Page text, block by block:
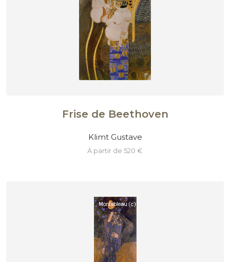
Frise de Beethoven
Klimt Gustave
à partir de 520 €